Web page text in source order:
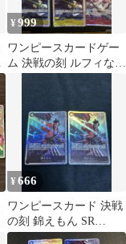
¥999
ワンピースカードゲー
ム 決戦の刻 ルフィなど
¥666
ワンピースカード 決戦
の刻 錦えもん SR
OP16-082 2枚